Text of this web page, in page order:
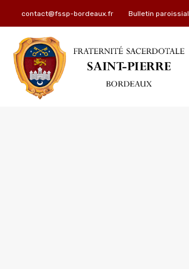
contact@fssp-bordeaux.fr Bulletin paroissial